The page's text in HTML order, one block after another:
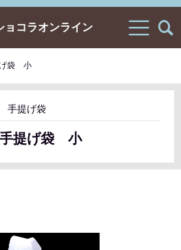
ョコラオンライン
げ袋 小
手提げ袋
提げ袋 小